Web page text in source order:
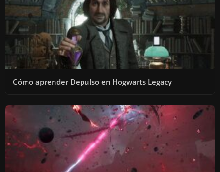
Cómo aprender Depulso en Hogwarts Legacy